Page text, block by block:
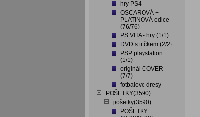
hry PS4
OSCAROVÁ +
PLATINOVÁ edice
(76/76)
PS VITA - hry (1/1)
DVD s tričkem (2/2)
PSP playstation
(1/1)
originál COVER
(7/7)
fotbalové dresy
POŠETKY(3590)
pošetky(3590)
POŠETKY